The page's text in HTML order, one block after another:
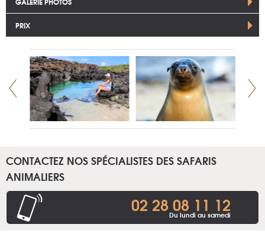
PRIX
CONTACTEZ NOS SPÉCIALISTES DES SAFARIS
ANIMALIERS
02 28 08 11 12
Du lundi au samedi